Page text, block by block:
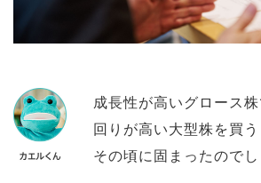
成長性が高いグロース株
回りが高い大型株を買う
その頃に固まったので